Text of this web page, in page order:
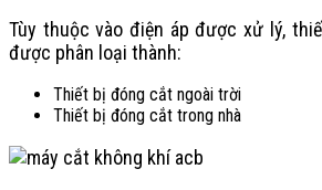
Tùy thuộc vào điện áp được xử lý,
được phân loại thành:
Thiết bị đóng cắt ngoài trời​
Thiết bị đóng cắt trong nhà